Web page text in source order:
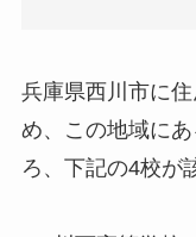
兵庫県西川市に
め、この地域に
ろ、下記の4校が